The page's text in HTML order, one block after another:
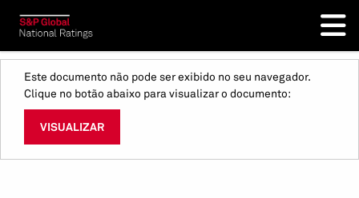
Este documento não pode ser exibido no seu navegador.
Clique no botão abaixo para visualizar o documento:
VISUALIZAR